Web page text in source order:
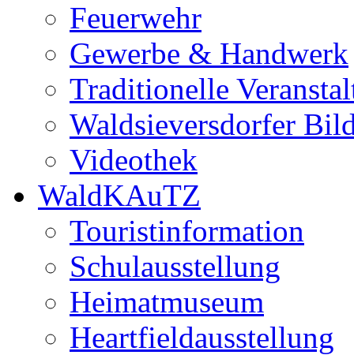
Feuerwehr
Gewerbe & Handwerk
Traditionelle
Waldsieversdorfer
Videothek
WaldKAuTZ
Touristinformation
Schulausstellung
Heimatmuseum
Heartfieldausstellung